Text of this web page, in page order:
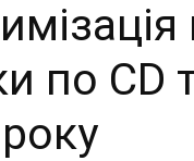
по CD